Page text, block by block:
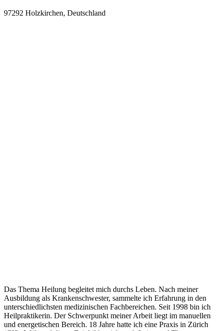
97292 Holzkirchen, Deutschland
Das Thema Heilung begleitet mich durchs Leben. Nach meiner
Ausbildung als Krankenschwester, sammelte ich Erfahrung in den
unterschiedlichsten medizinischen Fachbereichen. Seit 1998 bin ich
Heilpraktikerin. Der Schwerpunkt meiner Arbeit liegt im manuellen
und energetischen Bereich. 18 Jahre hatte ich eine Praxis in Zürich